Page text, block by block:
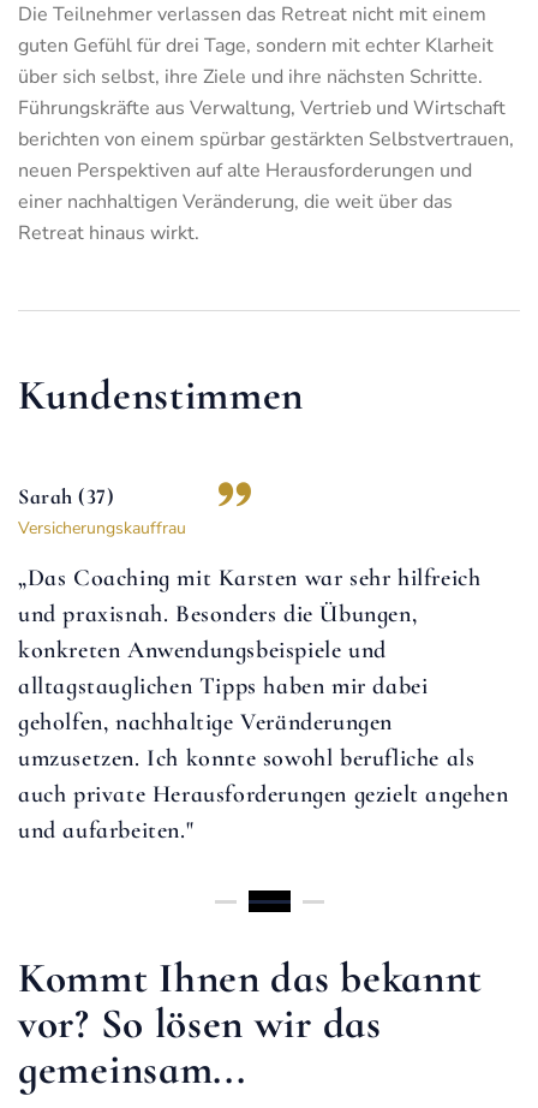
Die Teilnehmer verlassen das Retreat nicht mit einem
guten Gefühl für drei Tage, sondern mit echter Klarheit
über sich selbst, ihre Ziele und ihre nächsten Schritte.
Führungskräfte aus Verwaltung, Vertrieb und Wirtschaft
berichten von einem spürbar gestärkten Selbstvertrauen,
neuen Perspektiven auf alte Herausforderungen und
einer nachhaltigen Veränderung, die weit über das
Retreat hinaus wirkt.
Kundenstimmen
hilfreich
dabei
als
angehen
Cordula (52)
ungezwungenen, lockeren Art
Er hat mir den Blick für meine
und mein Vertrauen in mich
Kommt Ihnen das bekannt
vor? So lösen wir das
gemeinsam...